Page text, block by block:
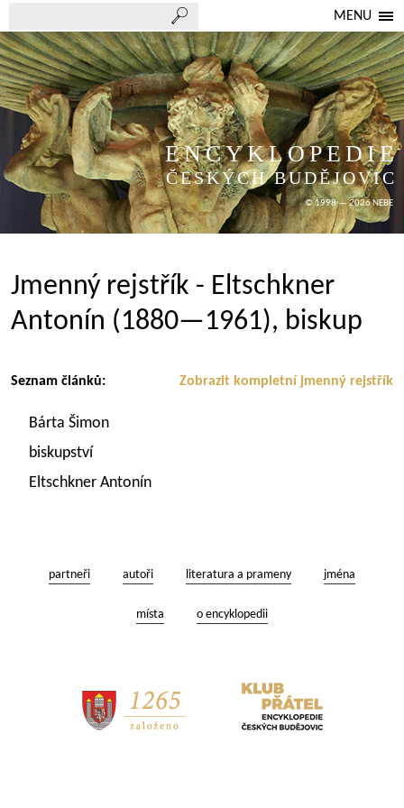
MENU
ENCYKLOPEDIE
ČESKÝCH BUDĚJOVIC
© 1998 — 2026 NEBE
Jmenný rejstřík - Eltschkner
Antonín (1880—1961), biskup
Zobrazit kompletní jmenný rejstřík
Seznam článků:
Bárta Šimon
biskupství
Eltschkner Antonín
partneři autoři literatura a prameny jména
místa o encyklopedii